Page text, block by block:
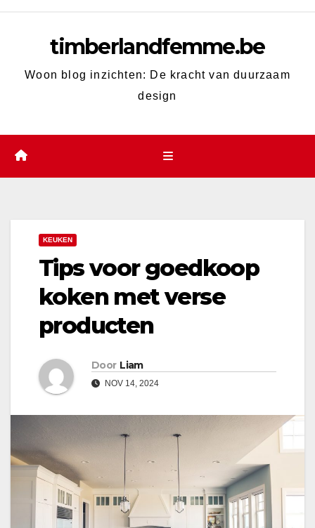
timberlandfemme.be
Woon blog inzichten: De kracht van duurzaam
design
KEUKEN
Tips voor goedkoop
koken met verse
producten
Door Liam
NOV 14, 2024